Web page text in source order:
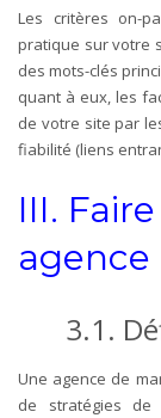
Les critères on-
pratique sur votre
des mots-clés
quant à eux, les
de votre site par
fiabilité (liens
III.
agence
3.1.
Une agence de
de stratégies de